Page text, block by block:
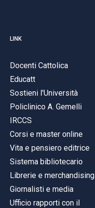
LINK
Docenti Cattolica
Educatt
Sostieni l'Università
Policlinico A. Gemelli
IRCCS
Corsi e master online
Vita e pensiero editrice
Sistema bibliotecario
Librerie e merchandising
Giornalisti e media
Ufficio rapporti con il